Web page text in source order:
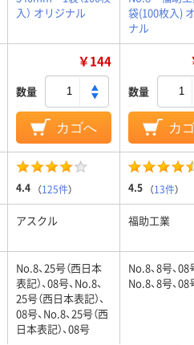
入） オリジナル
袋(100枚入)
ナル
￥144
数量
カゴへ
数量
カ
4.4 （125件） 4.5 （13件）
アスクル 福助工業
No.8、25号（西日本
表記）、08号、No.8、
25号（西日本表記）、
08号、No.8、25号（西
日本表記）、08号
No.8、8号、08
No.8、8号、08